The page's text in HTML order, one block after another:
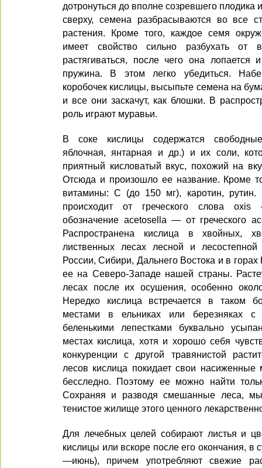
дотронуться до вполне созревшего плодика
сверху, семена разбрасываются во все
растения. Кроме того, каждое семя
имеет свойство сильно разбухать
растягиваться, после чего она лопается
пружина. В этом легко убедиться.
коробочек кислицы, высыпьте семена на
и все они заскачут, как блошки. В
роль играют муравьи.
В соке кислицы содержатся
яблочная, янтарная и др.) и их соли,
приятный кисловатый вкус, похожий на
Отсюда и произошло ее название. Кроме
витамины: С (до 150 мг), каротин, рутин.
происходит от греческого слова
обозначение acetosella — от греческого
Распространена кислица в хвойных,
лиственных лесах лесной и лесостепной
России, Сибири, Дальнего Востока и в
ее на Северо-Западе нашей страны.
лесах после их осушения, особенно
Нередко кислица встречается в таком
местами в ельниках или березняках
беленькими лепестками буквально
местах кислица, хотя и хорошо себя
конкуренции с другой травянистой
лесов кислица покидает свои насиженные
бесследно. Поэтому ее можно найти
Сохраняя и разводя смешанные леса,
тенистое жилище этого ценного
Для лечебных целей собирают листья и
кислицы или вскоре после его окончания, в
—июнь), причем употребляют свежие